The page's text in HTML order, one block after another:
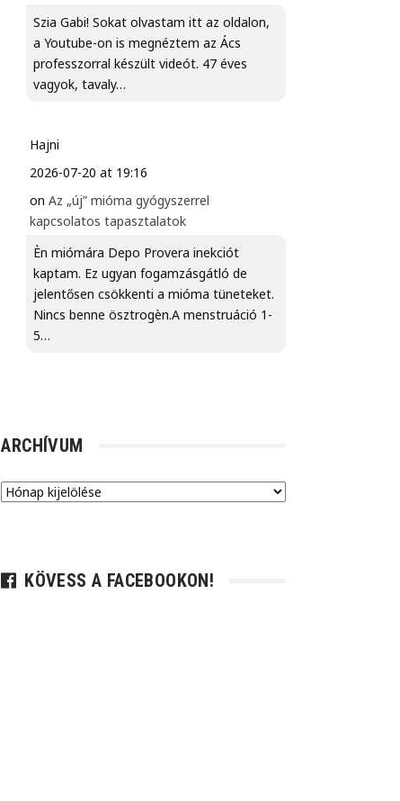
Szia Gabi! Sokat olvastam itt az oldalon,
a Youtube-on is megnéztem az Ács
professzorral készült videót. 47 éves
vagyok, tavaly…
Hajni
2026-07-20 at 19:16
onAz „új” mióma gyógyszerrel
kapcsolatos tapasztalatok
Èn miómára Depo Provera inekciót
kaptam. Ez ugyan fogamzásgátló de
jelentősen csökkenti a mióma tüneteket.
Nincs benne ösztrogèn.A menstruáció 1-
5…
ARCHÍVUM
Archívum
KÖVESS A FACEBOOKON!